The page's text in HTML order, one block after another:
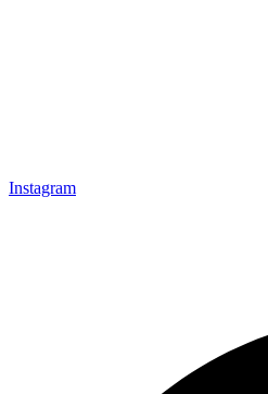
Instagram